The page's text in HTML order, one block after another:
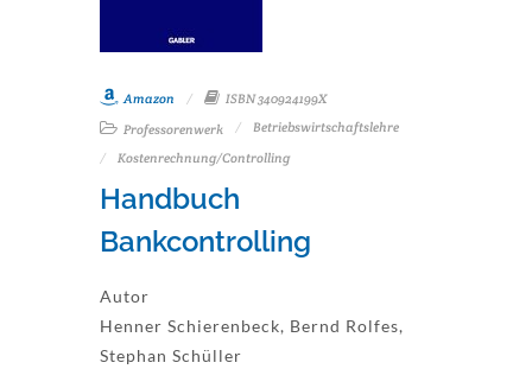
Amazon
ISBN 340924199X
Professorenwerk
Betriebswirtschaftslehre
Kostenrechnung/Controlling
Handbuch
Bankcontrolling
Autor
Henner Schierenbeck, Bernd Rolfes,
Stephan Schüller